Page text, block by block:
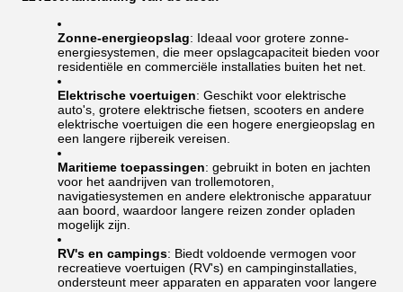
Zonne-energieopslag: Ideaal voor grotere zonne-
energiesystemen, die meer opslagcapaciteit bieden voor
residentiële en commerciële installaties buiten het net.
Elektrische voertuigen: Geschikt voor elektrische
auto's, grotere elektrische fietsen, scooters en andere
elektrische voertuigen die een hogere energieopslag en
een langere rijbereik vereisen.
Maritieme toepassingen: gebruikt in boten en jachten
voor het aandrijven van trollemotoren,
navigatiesystemen en andere elektronische apparatuur
aan boord, waardoor langere reizen zonder opladen
mogelijk zijn.
RV's en campings: Biedt voldoende vermogen voor
recreatieve voertuigen (RV's) en campinginstallaties,
ondersteunt meer apparaten en apparaten voor langere